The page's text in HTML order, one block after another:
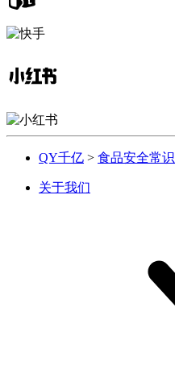
QY千亿 > 食品安全常识
关于我们